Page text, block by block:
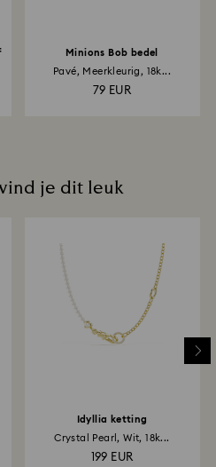
Minions Bob bedel
Pavé, Meerkleurig, 18k...
79 EUR
je dit leuk
Idyllia ketting
Crystal Pearl, Wit, 18k...
199 EUR